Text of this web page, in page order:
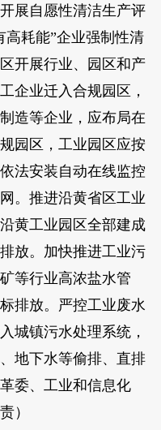
展自愿性清洁生产评
高耗能”企业强制性清
开展行业、园区和产
企业迁入合规园区，
造等企业，应布局在
园区，工业园区应按
法安装自动在线监控
。推进沿黄省区工业
黄工业园区全部建成
放。加快推进工业污
等行业高浓盐水管
排放。严控工业废水
城镇污水处理系统，
地下水等偷排、直排
委、工业和信息化
）